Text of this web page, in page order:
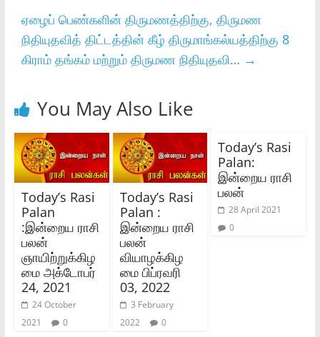
ஏழைப்‌ பெண்களின்‌ திருமணத்திற்கு, திருமண
நிதியுதவித்‌ திட்டத்தின்‌ கீழ்‌ திருமாங்கல்யத்திற்கு 8
கிராம்‌ தங்கம்‌ மற்றும்‌ திருமண நிதியுதவி… →
You May Also Like
Today’s Rasi
Palan
:இன்றைய ராசி
பலன்
ஞாயிற்றுக்கிழ
மை அக்டோபர்
24, 2021
24 October
2021
0
Today’s Rasi
Palan :
இன்றைய ராசி
பலன்
வியாழக்கிழ
மை பிப்ரவரி
03, 2022
3 February
2022
0
Today’s Rasi
Palan:
இன்றைய ராசி
பலன்
28 April 2021
0